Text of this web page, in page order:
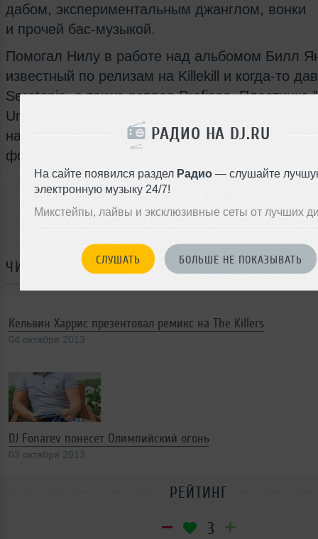
РАДИО НА DJ.RU
На сайте появился раздел Радио — слушайте
электронную музыку 24/7!
Микстейпы, лайвы и эксклюзивные сеты от лучших
СЛУШАТЬ БОЛЬШЕ НЕ ПОКАЗЫВАТЬ
дабом, экспериментальным джанглом, вонки
и прочей бас-музыкой.
Помогал Нилу в работе над альбомом Билл
известный по релизам на Killekill и когда-то
Serotonin, а также рэппер Profisee. Пластинка
Under" выйдет на лейбле Sneaker Social Club
на физических носителях, а спустя месяц и в
формате.
РАССКАЖИ ДРУЗЬЯМ
ЧИТАЙТЕ ТАКЖЕ:
Кельвин Харрис презентовал ремикс на The Killers
04 октября 2013
DJ Fonarev понесет Олимпийский огонь
03 октября 2013
РЕЙТИНГ
3